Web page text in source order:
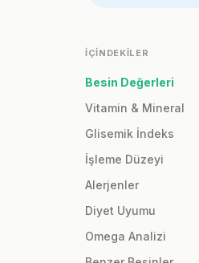
İÇINDEKILER
Besin Değerleri
Vitamin & Mineral
Glisemik İndeks
İşleme Düzeyi
Alerjenler
Diyet Uyumu
Omega Analizi